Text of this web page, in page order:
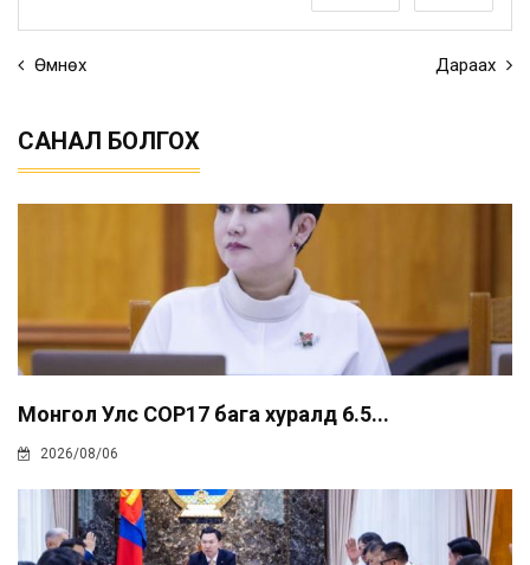
Өмнөх Дараах
САНАЛ БОЛГОХ
Монгол Улс COP17 бага хуралд 6.5...
2026/08/06